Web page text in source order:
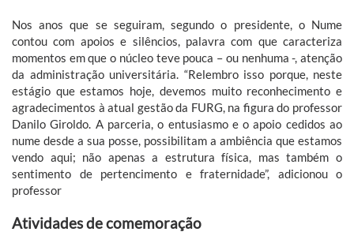
Nos anos que se seguiram, segundo o presidente, o Nume
contou com apoios e silêncios, palavra com que caracteriza
momentos em que o núcleo teve pouca – ou nenhuma -, atenção
da administração universitária. “Relembro isso porque, neste
estágio que estamos hoje, devemos muito reconhecimento e
agradecimentos à atual gestão da FURG, na figura do professor
Danilo Giroldo. A parceria, o entusiasmo e o apoio cedidos ao
nume desde a sua posse, possibilitam a ambiência que estamos
vendo aqui; não apenas a estrutura física, mas também o
sentimento de pertencimento e fraternidade”, adicionou o
professor
Atividades de comemoração